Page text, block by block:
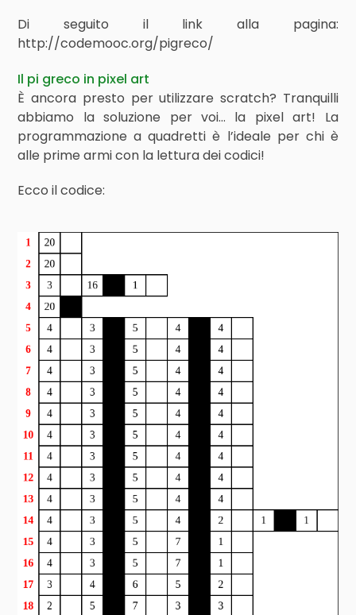
Di seguito il link alla pagina:
http://codemooc.org/pigreco/
Il pi greco in pixel art
È ancora presto per utilizzare scratch? Tranquilli
abbiamo la soluzione per voi… la pixel art! La
programmazione a quadretti è l’ideale per chi è
alle prime armi con la lettura dei codici!
Ecco il codice: